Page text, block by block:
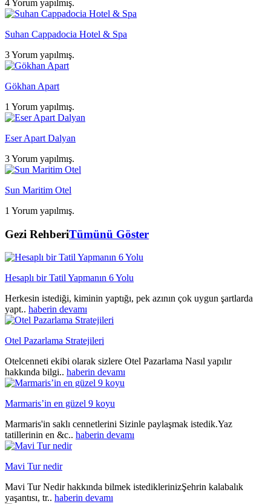
4 Yorum yapılmış.
Suhan Cappadocia Hotel & Spa
3 Yorum yapılmış.
Gökhan Apart
1 Yorum yapılmış.
Eser Apart Dalyan
3 Yorum yapılmış.
Sun Maritim Otel
1 Yorum yapılmış.
Gezi RehberiTümünü Göster
Hesaplı bir Tatil Yapmanın 6 Yolu
Herkesin istediği, kiminin yaptığı, pek azının çok uygun şartlarda
yapt.. haberin devamı
Otel Pazarlama Stratejileri
Otelcenneti ekibi olarak sizlere Otel Pazarlama Nasıl yapılır
hakkında bilgi.. haberin devamı
Marmaris’in en güzel 9 koyu
Marmaris'in saklı cennetlerini Sizinle paylaşmak istedik.Yaz
tatillerinin en &c.. haberin devamı
Mavi Tur nedir
Mavi Tur Nedir hakkında bilmek istediklerinizŞehrin kalabalık
yaşantısı, tr.. haberin devamı